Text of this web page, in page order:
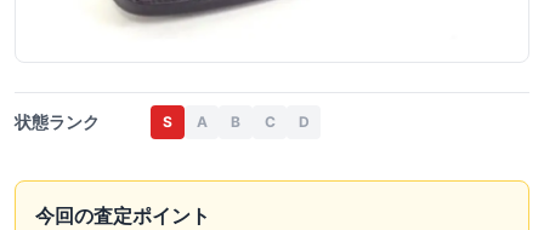
状態ランク S A B C D
今回の査定ポイント